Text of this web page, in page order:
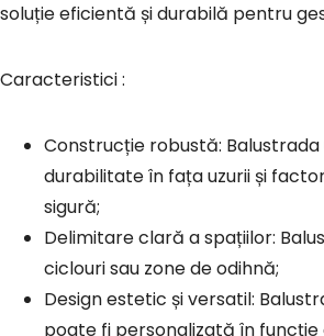
soluție eficientă și durabilă pentru
Caracteristici :
Construcție robustă:
durabilitate în fața uzurii și
sigură;
Delimitare clară a spațiilor:
ciclouri sau zone de odihnă;
Design estetic și versatil:
poate fi personalizată în funcție